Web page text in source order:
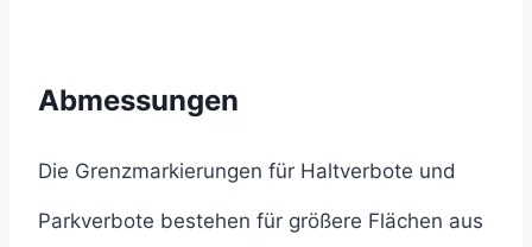
Abmessungen
Die Grenzmarkierungen für Haltverbote und
Parkverbote bestehen für größere Flächen aus